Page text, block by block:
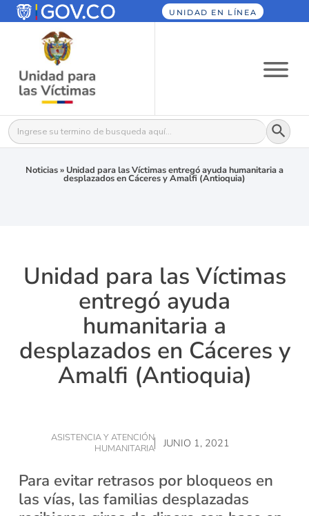
UNIDAD EN LÍNEA
Buscar: Botón
Noticias» Unidad para las Víctimas entregó ayuda humanitaria a
desplazados en Cáceres y Amalfi (Antioquia)
Unidad para las Víctimas
entregó ayuda
humanitaria a
desplazados en Cáceres y
Amalfi (Antioquia)
ASISTENCIA Y ATENCIÓN
HUMANITARIA
JUNIO 1, 2021
Para evitar retrasos por bloqueos en
las vías, las familias desplazadas